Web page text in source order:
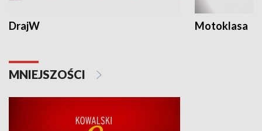
DrajW Motoklasa
MNIEJSZOŚCI